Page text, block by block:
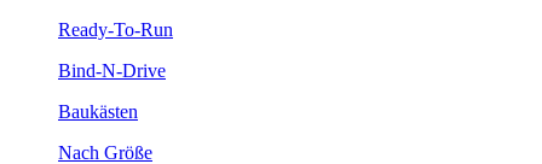
Ready-To-Run
Bind-N-Drive
Baukästen
Nach Größe